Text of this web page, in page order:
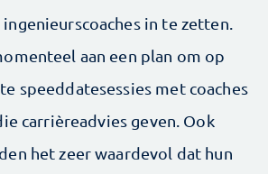
in te zetten.
aan een plan om op
speeddatesessies met coaches
carrièreadvies geven. Ook
het zeer waardevol dat hun